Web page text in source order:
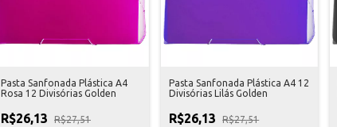
Pasta Sanfonada Plástica A4
Rosa 12 Divisórias Golden
R$26,13 R$27,51
Pasta Sanfonada Plástica A4 12
Divisórias Lilás Golden
R$26,13 R$27,51